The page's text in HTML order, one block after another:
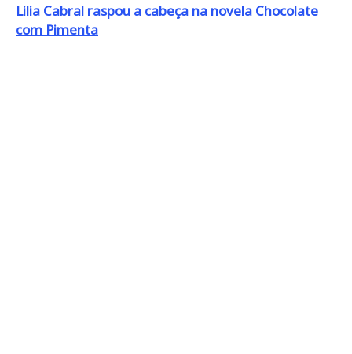
Lilia Cabral raspou a cabeça na novela Chocolate
com Pimenta